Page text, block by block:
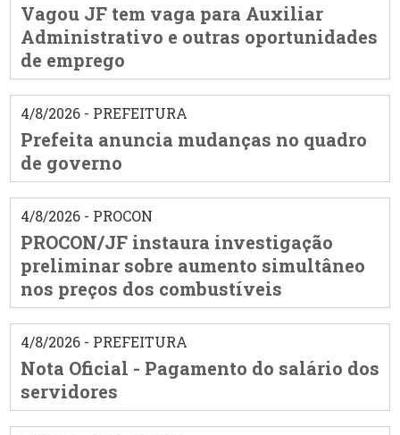
Vagou JF tem vaga para Auxiliar
Administrativo e outras oportunidades
de emprego
4/8/2026 - PREFEITURA
Prefeita anuncia mudanças no quadro
de governo
4/8/2026 - PROCON
PROCON/JF instaura investigação
preliminar sobre aumento simultâneo
nos preços dos combustíveis
4/8/2026 - PREFEITURA
Nota Oficial - Pagamento do salário dos
servidores